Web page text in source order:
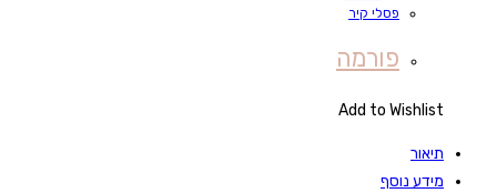
פסלי קיר
פורמה
Add to Wishlist
תיאור
מידע נוסף